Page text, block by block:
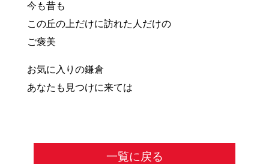
今も昔も
この丘の上だけに訪れた人だけの
ご褒美
お気に入りの鎌倉
あなたも見つけに来ては
一覧に戻る